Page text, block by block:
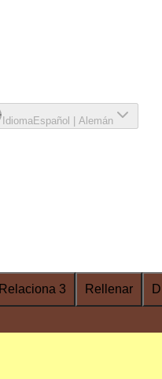
IdiomaEspañol Alemán
Relaciona 3 Rellenar